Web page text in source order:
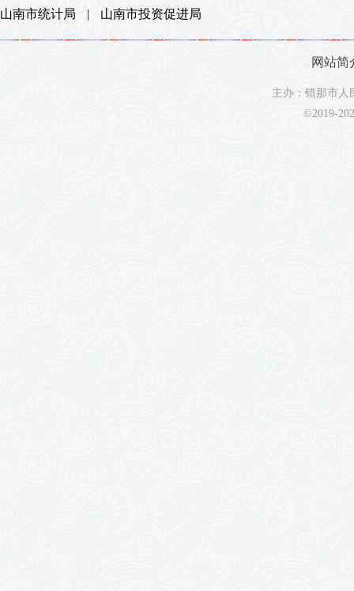
山南市统计局
| 山南市投资促进局
网站简
主办：错那市
©2019-